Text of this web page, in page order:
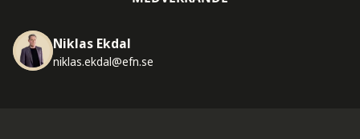
Niklas Ekdal
niklas.ekdal@efn.se